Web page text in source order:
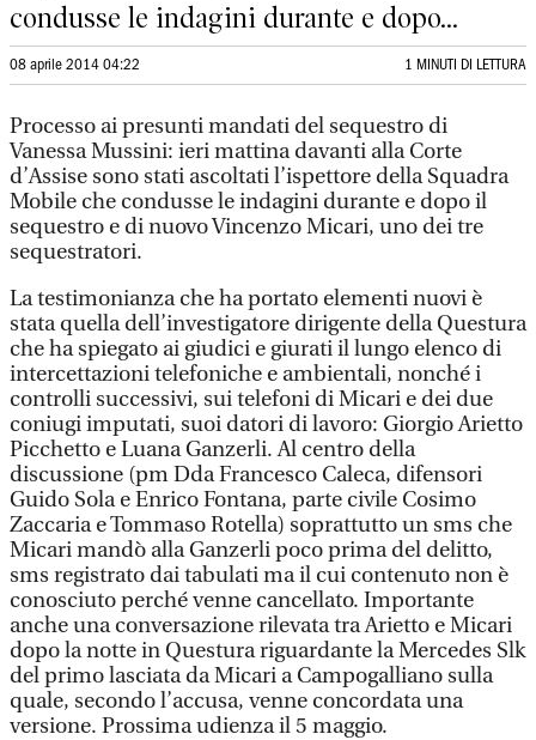
condusse le indagini durante e dopo...
08 aprile 2014 04:22 1 MINUTI DI LETTURA
Processo ai presunti mandati del sequestro di
Vanessa Mussini: ieri mattina davanti alla Corte
d’Assise sono stati ascoltati l’ispettore della Squadra
Mobile che condusse le indagini durante e dopo il
sequestro e di nuovo Vincenzo Micari, uno dei tre
sequestratori.
La testimonianza che ha portato elementi nuovi è
stata quella dell’investigatore dirigente della Questura
che ha spiegato ai giudici e giurati il lungo elenco di
intercettazioni telefoniche e ambientali, nonché i
controlli successivi, sui telefoni di Micari e dei due
coniugi imputati, suoi datori di lavoro: Giorgio Arietto
Picchetto e Luana Ganzerli. Al centro della
discussione (pm Dda Francesco Caleca, difensori
Guido Sola e Enrico Fontana, parte civile Cosimo
Zaccaria e Tommaso Rotella) soprattutto un sms che
Micari mandò alla Ganzerli poco prima del delitto,
sms registrato dai tabulati ma il cui contenuto non è
conosciuto perché venne cancellato. Importante
anche una conversazione rilevata tra Arietto e Micari
dopo la notte in Questura riguardante la Mercedes Slk
del primo lasciata da Micari a Campogalliano sulla
quale, secondo l’accusa, venne concordata una
versione. Prossima udienza il 5 maggio.